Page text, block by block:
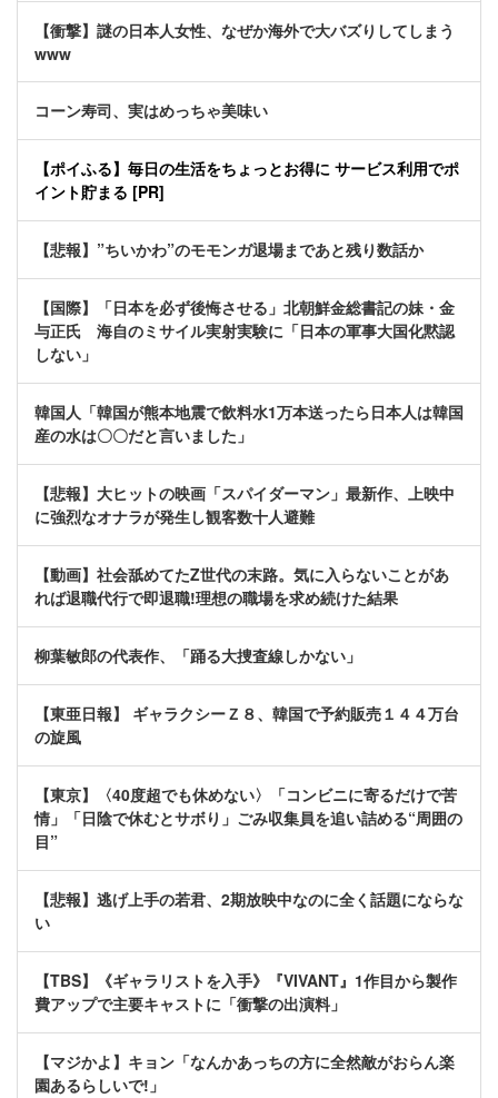
【衝撃】謎の日本人女性、なぜか海外で大バズりしてしまう
www
コーン寿司、実はめっちゃ美味い
【ポイふる】毎日の生活をちょっとお得に サービス利用でポ
イント貯まる [PR]
【悲報】”ちいかわ”のモモンガ退場まであと残り数話か
【国際】「日本を必ず後悔させる」北朝鮮金総書記の妹・金
与正氏 海自のミサイル実射実験に「日本の軍事大国化黙認
しない」
韓国人「韓国が熊本地震で飲料水1万本送ったら日本人は韓国
産の水は〇〇だと言いました」
【悲報】大ヒットの映画「スパイダーマン」最新作、上映中
に強烈なオナラが発生し観客数十人避難
【動画】社会舐めてたZ世代の末路。気に入らないことがあ
れば退職代行で即退職!理想の職場を求め続けた結果
柳葉敏郎の代表作、「踊る大捜査線しかない」
【東亜日報】 ギャラクシーＺ８、韓国で予約販売１４４万台
の旋風
【東京】〈40度超でも休めない〉「コンビニに寄るだけで苦
情」「日陰で休むとサボり」ごみ収集員を追い詰める“周囲の
目”
【悲報】逃げ上手の若君、2期放映中なのに全く話題にならな
い
【TBS】《ギャラリストを入手》『VIVANT』1作目から製作
費アップで主要キャストに「衝撃の出演料」
【マジかよ】キョン「なんかあっちの方に全然敵がおらん楽
園あるらしいで!」